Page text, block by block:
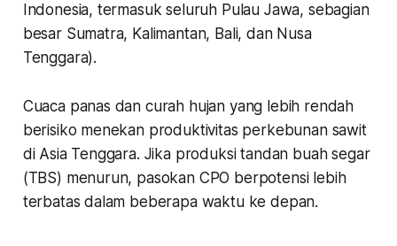
Indonesia, termasuk seluruh Pulau Jawa, sebagian
besar Sumatra, Kalimantan, Bali, dan Nusa
Tenggara).
Cuaca panas dan curah hujan yang lebih rendah
berisiko menekan produktivitas perkebunan sawit
di Asia Tenggara. Jika produksi tandan buah segar
(TBS) menurun, pasokan CPO berpotensi lebih
terbatas dalam beberapa waktu ke depan.